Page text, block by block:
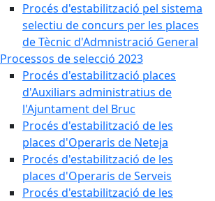
Procés d'estabilització pel sistema
selectiu de concurs per les places
de Tècnic d'Admnistració General
Processos de selecció 2023
Procés d'estabilització places
d'Auxiliars administratius de
l'Ajuntament del Bruc
Procés d'estabilització de les
places d'Operaris de Neteja
Procés d'estabilització de les
places d'Operaris de Serveis
Procés d'estabilització de les